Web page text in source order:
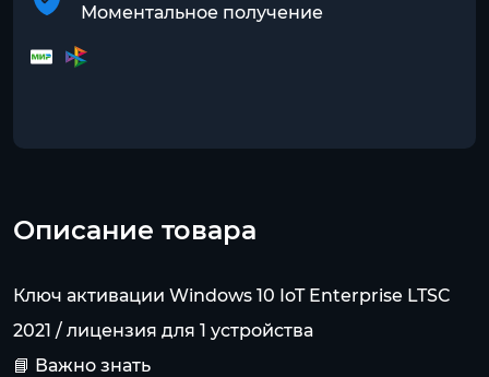
Моментальное получение
Описание товара
Ключ активации Windows 10 IoT Enterprise LTSC
2021 / лицензия для 1 устройства
📘 Важно знать